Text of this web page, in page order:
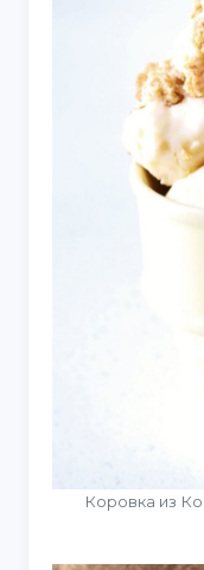
Коровка из